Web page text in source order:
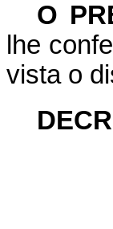
O
lhe
vista o